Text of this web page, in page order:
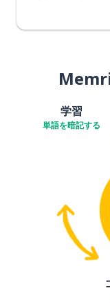
学習
単語を暗記する